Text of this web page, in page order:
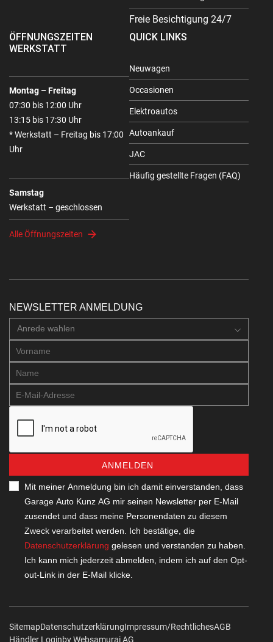
Freie Besichtigung 24/7
ÖFFNUNGSZEITEN
WERKSTATT
Montag – Freitag
07:30 bis 12:00 Uhr
13:15 bis 17:30 Uhr
* Werkstatt – Freitag bis 17:00
Uhr
Samstag
Werkstatt – geschlossen
Alle Öffnungszeiten
QUICK LINKS
Neuwagen
Occasionen
Elektroautos
Autoankauf
JAC
Häufig gestellte Fragen (FAQ)
NEWSLETTER ANMELDUNG
Anrede wahlen
ANMELDEN
Mit meiner Anmeldung bin ich damit einverstanden, dass
Garage Auto Kunz AG mir seinen Newsletter per E-Mail
zusendet und dass meine Personendaten zu diesem
Zweck verarbeitet werden. Ich bestätige, die
Datenschutzerklärung gelesen und verstanden zu haben.
Ich kann mich jederzeit abmelden, indem ich auf den Opt-
out-Link in der E-Mail klicke.
SitemapDatenschutzerklärungImpressum/RechtlichesAGB
Händler Loginby Web­sa­mu­rai AG